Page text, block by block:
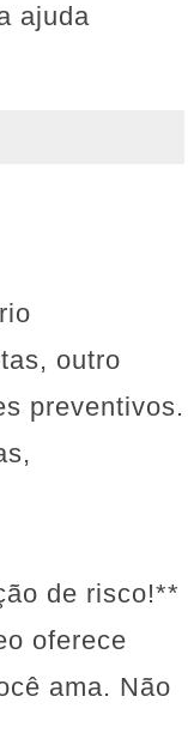
ajuda
outro
preventivos.
de risco!**
oferece
ama. Não